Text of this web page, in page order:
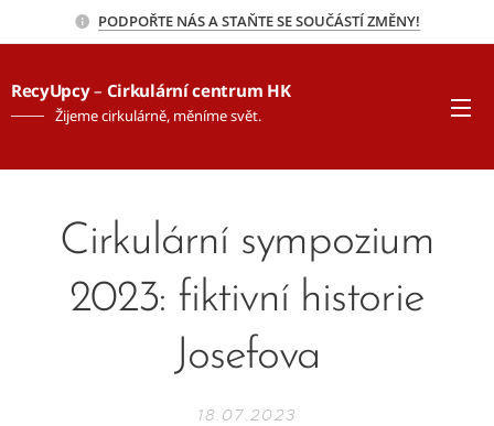
PODPOŘTE NÁS A STAŇTE SE SOUČÁSTÍ ZMĚNY!
RecyUpcy– Cirkulární centrum HK
Žijeme cirkulárně, měníme svět.
Cirkulární sympozium
2023: fiktivní historie
Josefova
18.07.2023